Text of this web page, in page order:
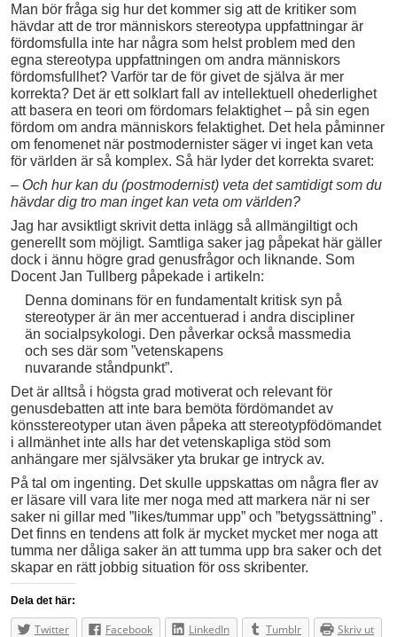
Man bör fråga sig hur det kommer sig att de kritiker som
hävdar att de tror människors stereotypa uppfattningar är
fördomsfulla inte har några som helst problem med den
egna stereotypa uppfattningen om andra människors
fördomsfullhet? Varför tar de för givet de själva är mer
korrekta? Det är ett solklart fall av intellektuell ohederlighet
att basera en teori om fördomars felaktighet – på sin egen
fördom om andra människors felaktighet. Det hela påminner
om fenomenet när postmodernister säger vi inget kan veta
för världen är så komplex. Så här lyder det korrekta svaret:
– Och hur kan du (postmodernist) veta det samtidigt som du
hävdar dig tro man inget kan veta om världen?
Jag har avsiktligt skrivit detta inlägg så allmängiltigt och
generellt som möjligt. Samtliga saker jag påpekat här gäller
dock i ännu högre grad genusfrågor och liknande. Som
Docent Jan Tullberg påpekade i artikeln:
Denna dominans för en fundamentalt kritisk syn på
stereotyper är än mer accentuerad i andra discipliner
än socialpsykologi. Den påverkar också massmedia
och ses där som ”vetenskapens
nuvarande ståndpunkt”.
Det är alltså i högsta grad motiverat och relevant för
genusdebatten att inte bara bemöta fördömandet av
könsstereotyper utan även påpeka att stereotypfödömandet
i allmänhet inte alls har det vetenskapliga stöd som
anhängare mer självsäker yta brukar ge intryck av.
På tal om ingenting. Det skulle uppskattas om några fler av
er läsare vill vara lite mer noga med att markera när ni ser
saker ni gillar med ”likes/tummar upp” och ”betygssättning” .
Det finns en tendens att folk är mycket mycket mer noga att
tumma ner dåliga saker än att tumma upp bra saker och det
skapar en rätt jobbig situation för oss skribenter.
Dela det här:
Twitter Facebook LinkedIn Tumblr Skriv ut